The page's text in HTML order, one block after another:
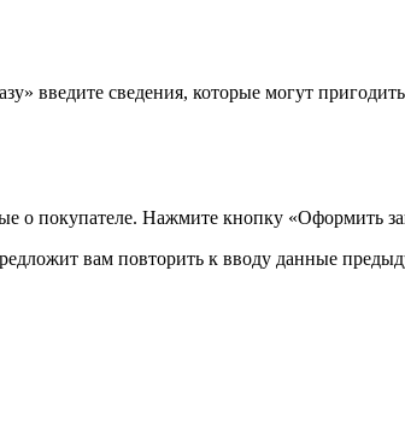
введите сведения, которые могут
о покупателе. Нажмите кнопку «Оформить
вам повторить к вводу данные